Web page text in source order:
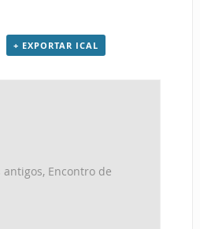
+ EXPORTAR ICAL
antigos, Encontro de